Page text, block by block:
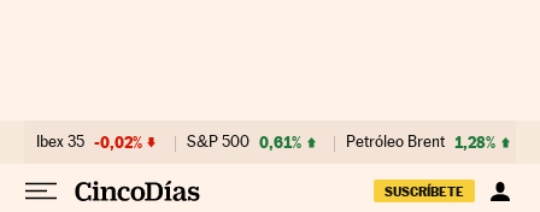
Ibex 35 -0,02% S&P 500 0,61% Petróleo Brent 1,28%
SUSCRÍBETE